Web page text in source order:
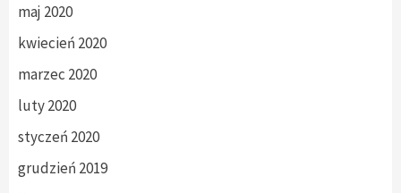
maj 2020
kwiecień 2020
marzec 2020
luty 2020
styczeń 2020
grudzień 2019